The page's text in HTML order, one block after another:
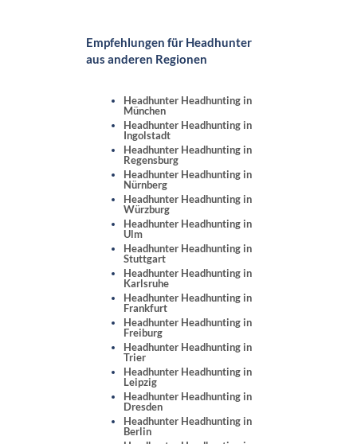
Empfehlungen für Headhunter
aus anderen Regionen
Headhunter Headhunting in
München
Headhunter Headhunting in
Ingolstadt
Headhunter Headhunting in
Regensburg
Headhunter Headhunting in
Nürnberg
Headhunter Headhunting in
Würzburg
Headhunter Headhunting in
Ulm
Headhunter Headhunting in
Stuttgart
Headhunter Headhunting in
Karlsruhe
Headhunter Headhunting in
Frankfurt
Headhunter Headhunting in
Freiburg
Headhunter Headhunting in
Trier
Headhunter Headhunting in
Leipzig
Headhunter Headhunting in
Dresden
Headhunter Headhunting in
Berlin